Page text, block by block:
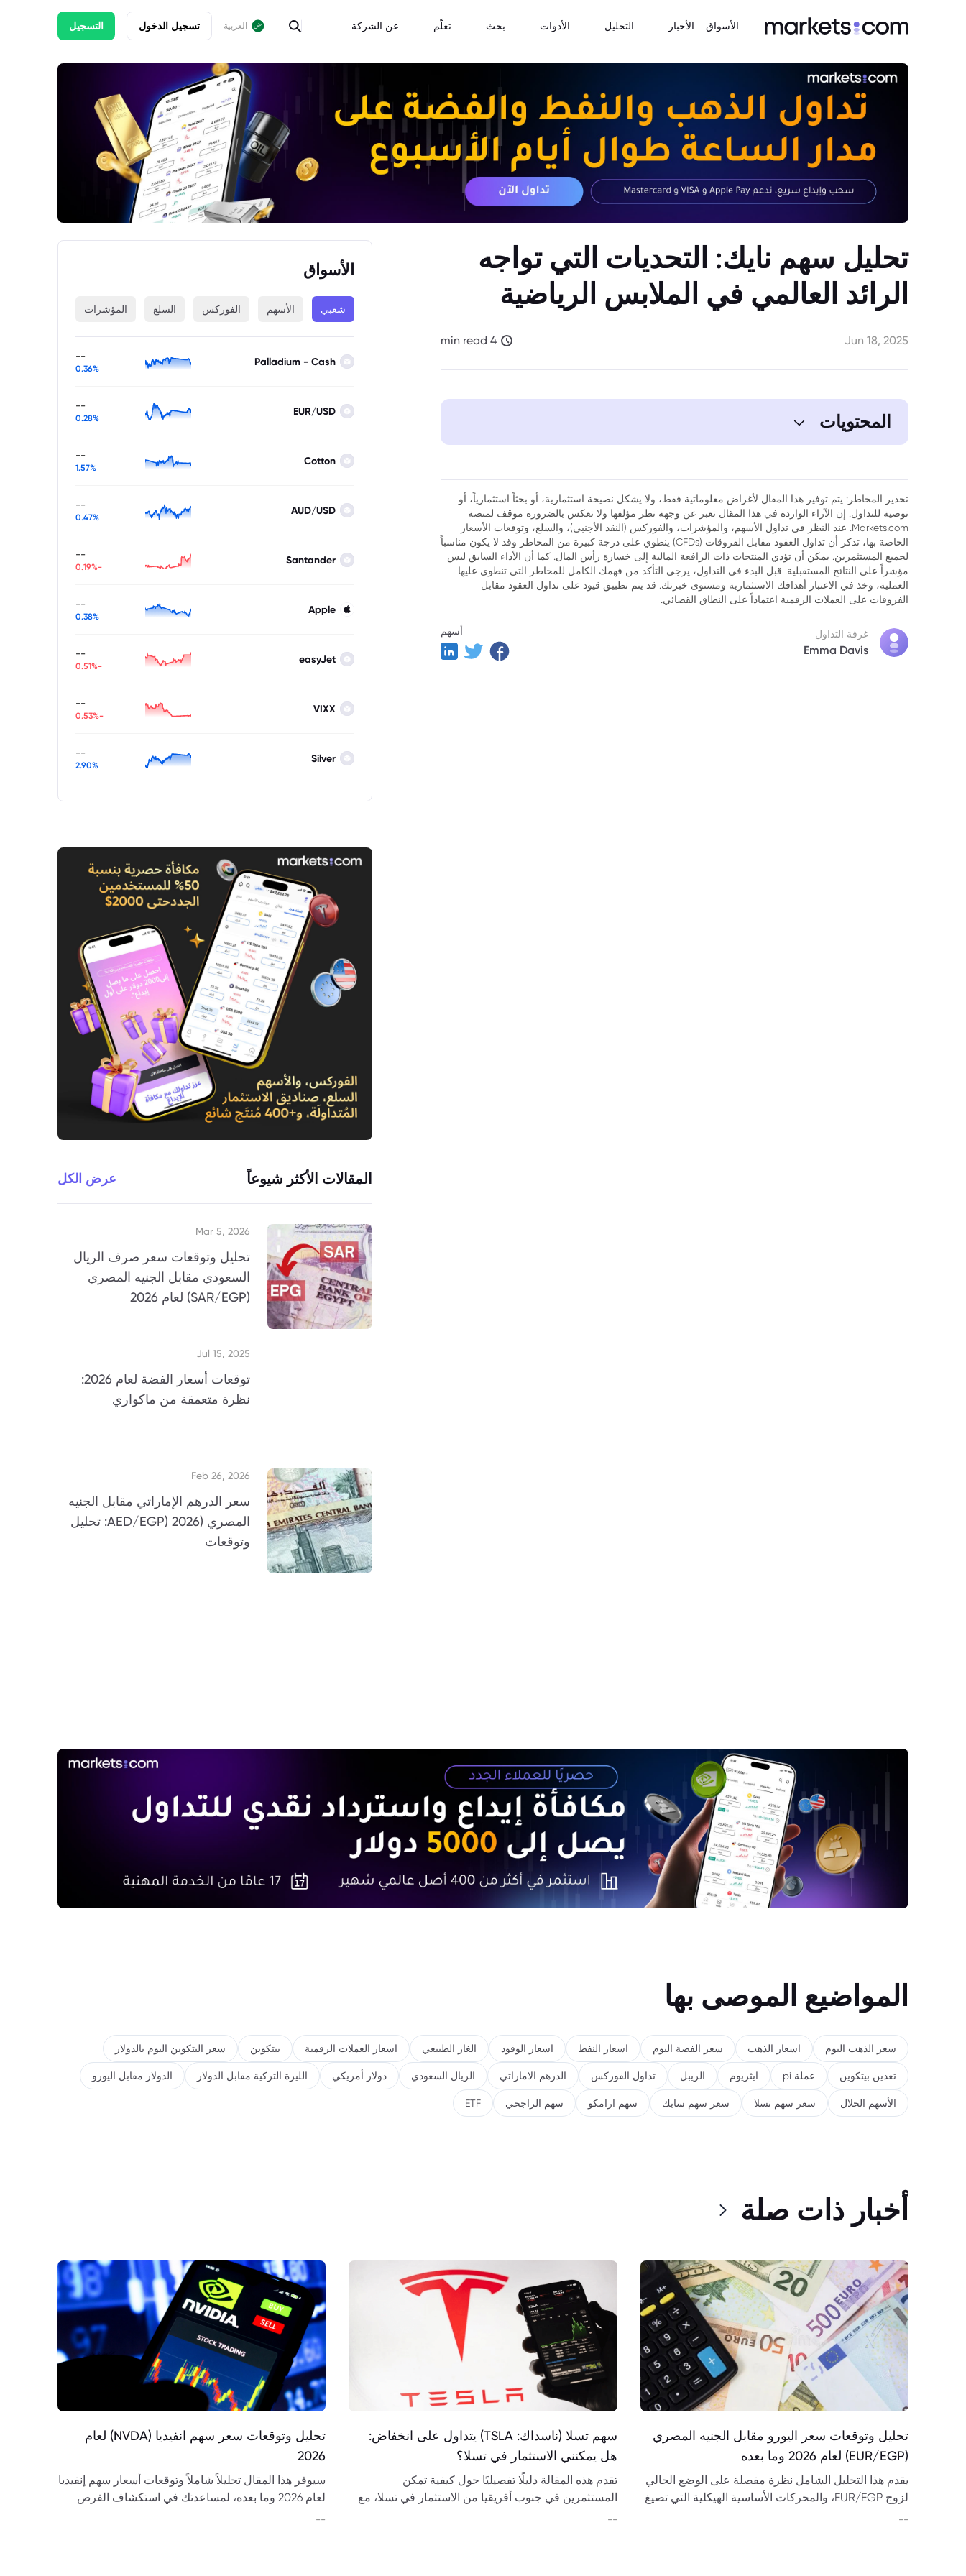
الأسواق الأخبار التحليل الأدوات بحث تعلّم عن الشركة العربية تسجيل الدخول التسجيل
تحليل سهم نايك: التحديات التي تواجه
الرائد العالمي في الملابس الرياضية
Jun 18, 2025
4 min read
المحتويات
تحذير المخاطر: يتم توفير هذا المقال لأغراض معلوماتية فقط، ولا يشكل نصيحة استثمارية، أو بحثاً استثمارياً، أو
توصية للتداول. إن الآراء الواردة في هذا المقال تعبر عن وجهة نظر مؤلفها ولا تعكس بالضرورة موقف لمنصة
Markets.com. عند النظر في تداول الأسهم، والمؤشرات، والفوركس (النقد الأجنبي)، والسلع، وتوقعات الأسعار
الخاصة بها، تذكر أن تداول العقود مقابل الفروقات (CFDs) ينطوي على درجة كبيرة من المخاطر وقد لا يكون مناسباً
لجميع المستثمرين. يمكن أن تؤدي المنتجات ذات الرافعة المالية إلى خسارة رأس المال. كما أن الأداء السابق ليس
مؤشراً على النتائج المستقبلية. قبل البدء في التداول، يرجى التأكد من فهمك الكامل للمخاطر التي تنطوي عليها
العملية، وخذ في الاعتبار أهدافك الاستثمارية ومستوى خبرتك. قد يتم تطبيق قيود على تداول العقود مقابل
الفروقات على العملات الرقمية اعتماداً على النطاق القضائي.
غرفة التداول
Emma Davis
أسهم
الأسواق
شعبي الأسهم الفوركس السلع المؤشرات
Palladium - Cash
--
0.36%
EUR/USD
--
0.28%
Cotton
--
1.57%
AUD/USD
--
0.47%
Santander
--
-0.19%
Apple
--
0.38%
easyJet
--
-0.51%
VIXX
--
-0.53%
Silver
--
2.90%
المقالات الأكثر شيوعاً عرض الكل
Mar 5, 2026
تحليل وتوقعات سعر صرف الريال
السعودي مقابل الجنيه المصري
(SAR/EGP) لعام 2026
Jul 15, 2025
توقعات أسعار الفضة لعام 2026:
نظرة متعمقة من ماكواري
Feb 26, 2026
سعر الدرهم الإماراتي مقابل الجنيه
المصري (AED/EGP) 2026: تحليل
وتوقعات
المواضيع الموصى بها
سعر الذهب اليوم اسعار الذهب سعر الفضة اليوم اسعار النفط اسعار الوقود الغاز الطبيعي اسعار العملات الرقمية بيتكوين سعر البتكوين اليوم بالدولار
تعدين بيتكوين عملة pi ايثريوم الريبل تداول الفوركس الدرهم الاماراتي الريال السعودي دولار أمريكي الليرة التركية مقابل الدولار الدولار مقابل اليورو
الأسهم الحلال سعر سهم تسلا سعر سهم سابك سهم ارامكو سهم الراجحي ETF
أخبار ذات صلة
تحليل وتوقعات سعر اليورو مقابل الجنيه المصري
(EUR/EGP) لعام 2026 وما بعده
يقدم هذا التحليل الشامل نظرة مفصلة على الوضع الحالي
لزوج EUR/EGP، والمحركات الأساسية الهيكلية التي تصيغ
--
سهم تسلا (ناسداك: TSLA) يتداول على انخفاض:
هل يمكنني الاستثمار في تسلا؟
تقدم هذه المقالة دليلًا تفصيليًا حول كيفية تمكن
المستثمرين في جنوب أفريقيا من الاستثمار في تسلا، مع
--
تحليل وتوقعات سعر سهم انفيديا (NVDA) لعام
2026
سيوفر هذا المقال تحليلاً شاملاً وتوقعات أسعار سهم إنفيديا
لعام 2026 وما بعده، لمساعدتك في استكشاف الفرص
--